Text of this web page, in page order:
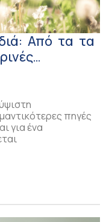
Από τα τα
πηγές
για ένα